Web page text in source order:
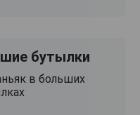
бутылки
в больших